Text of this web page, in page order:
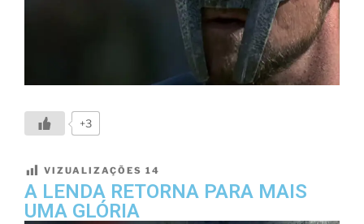
+3
VIZUALIZAÇÕES 14
A LENDA RETORNA PARA MAIS
UMA GLÓRIA